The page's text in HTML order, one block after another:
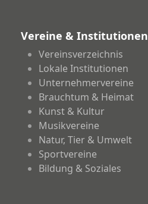
Vereine & Institutionen
Vereinsverzeichnis
Lokale Institutionen
Unternehmervereine
Brauchtum & Heimat
Kunst & Kultur
Musikvereine
Natur, Tier & Umwelt
Sportvereine
Bildung & Soziales